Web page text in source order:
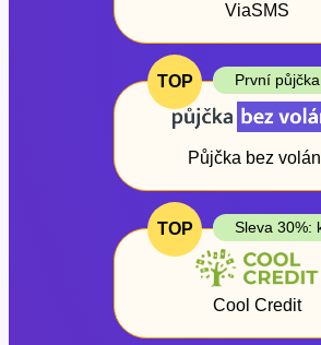
ViaSMS
TOP První
Půjčka bez
TOP Sleva 30%:
Cool Credit